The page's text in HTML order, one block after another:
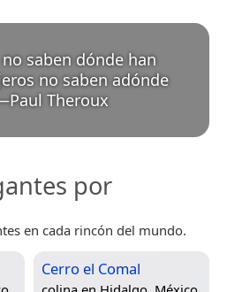
saben dónde han
no saben adónde
Paul Theroux
por
en cada rincón del mundo.
Cerro el Comal